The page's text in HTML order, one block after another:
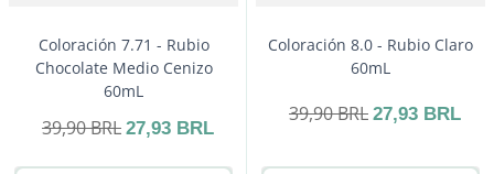
Coloración 7.71 - Rubio
Chocolate Medio Cenizo
60mL
39,90BRL 27,93 BRL
Coloración 8.0 - Rubio Claro
60mL
39,90BRL 27,93 BRL